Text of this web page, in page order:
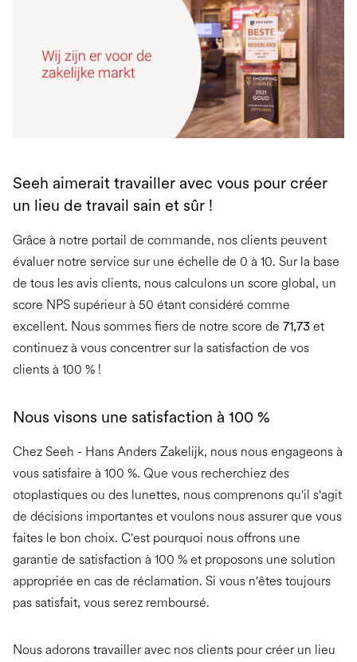
Seeh aimerait travailler avec vous pour créer
un lieu de travail sain et sûr !
Grâce à notre portail de commande, nos clients peuvent
évaluer notre service sur une échelle de 0 à 10. Sur la base
de tous les avis clients, nous calculons un score global, un
score NPS supérieur à 50 étant considéré comme
excellent. Nous sommes fiers de notre score de 71,73 et
continuez à vous concentrer sur la satisfaction de vos
clients à 100 % !
Nous visons une satisfaction à 100 %
Chez Seeh - Hans Anders Zakelijk, nous nous engageons à
vous satisfaire à 100 %. Que vous recherchiez des
otoplastiques ou des lunettes, nous comprenons qu'il s'agit
de décisions importantes et voulons nous assurer que vous
faites le bon choix. C'est pourquoi nous offrons une
garantie de satisfaction à 100 % et proposons une solution
appropriée en cas de réclamation. Si vous n'êtes toujours
pas satisfait, vous serez remboursé.
Nous adorons travailler avec nos clients pour créer un lieu